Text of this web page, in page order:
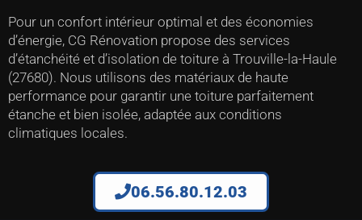
Pour un confort intérieur optimal et des économies
d’énergie, CG Rénovation propose des services
d’étanchéité et d’isolation de toiture à Trouville-la-Haule
(27680). Nous utilisons des matériaux de haute
performance pour garantir une toiture parfaitement
étanche et bien isolée, adaptée aux conditions
climatiques locales.
06.56.80.12.03